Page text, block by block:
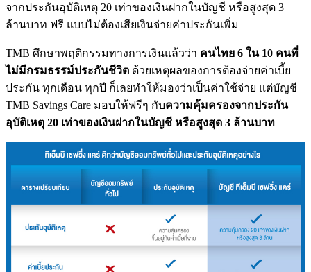
จากประกันอุบัติเหตุ 20 เท่าของเงินฝากในบัญชี หรือสูงสุด 3
ล้านบาท ฟรี แบบไม่ต้องเสียเงินจ่ายค่าประกันเพิ่ม
TMB ศึกษาพฤติกรรมทางการเงินแล้วว่า คนไทย 6 ใน 10 คนที่
ไม่มีกรมธรรม์ประกันชีวิต ด้วยเหตุผลของการต้องจ่ายค่าเบี้ย
ประกัน ทุกเดือน ทุกปี ก็เลยทำให้มองว่าเป็นค่าใช้จ่าย แต่บัญชี
TMB Savings Care มอบให้ฟรีๆ กับความคุ้มครองจากประกัน
อุบัติเหตุ 20 เท่าของเงินฝากในบัญชี หรือสูงสุด 3 ล้านบาท